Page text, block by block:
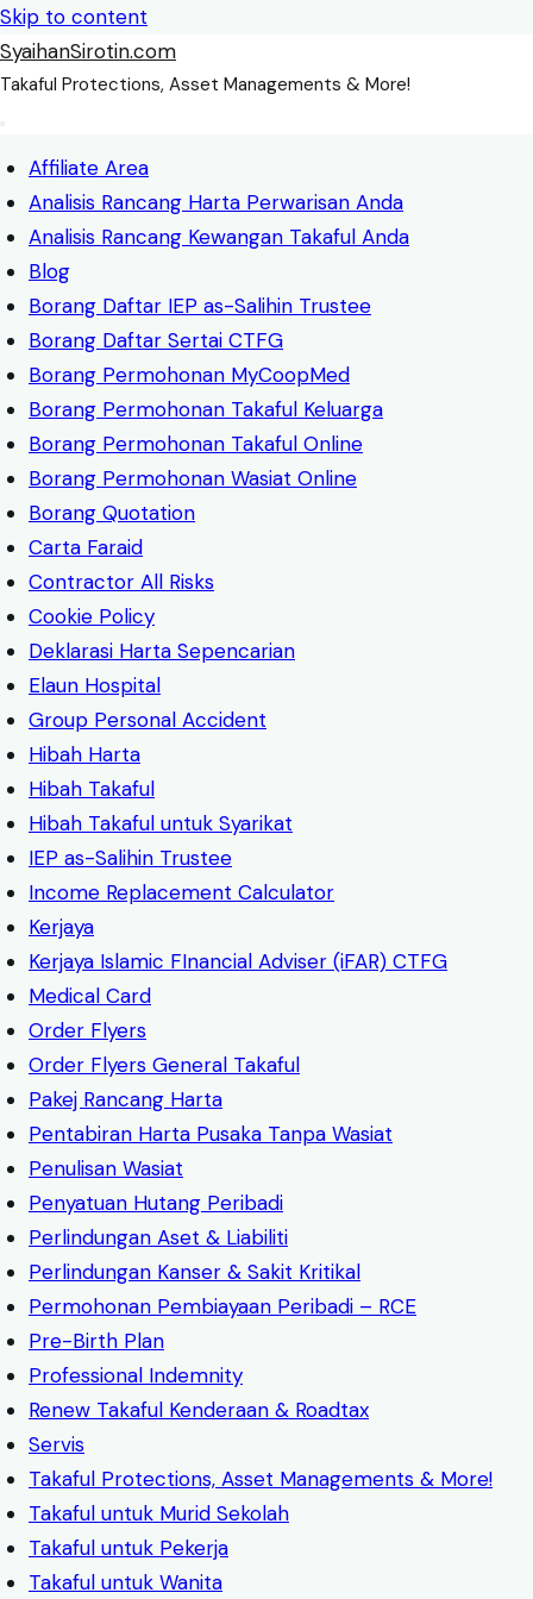
Skip to content
SyaihanSirotin.com
Takaful Protections, Asset Managements & More!
Affiliate Area
Analisis Rancang Harta Perwarisan Anda
Analisis Rancang Kewangan Takaful Anda
Blog
Borang Daftar IEP as-Salihin Trustee
Borang Daftar Sertai CTFG
Borang Permohonan MyCoopMed
Borang Permohonan Takaful Keluarga
Borang Permohonan Takaful Online
Borang Permohonan Wasiat Online
Borang Quotation
Carta Faraid
Contractor All Risks
Cookie Policy
Deklarasi Harta Sepencarian
Elaun Hospital
Group Personal Accident
Hibah Harta
Hibah Takaful
Hibah Takaful untuk Syarikat
IEP as-Salihin Trustee
Income Replacement Calculator
Kerjaya
Kerjaya Islamic FInancial Adviser (iFAR) CTFG
Medical Card
Order Flyers
Order Flyers General Takaful
Pakej Rancang Harta
Pentabiran Harta Pusaka Tanpa Wasiat
Penulisan Wasiat
Penyatuan Hutang Peribadi
Perlindungan Aset & Liabiliti
Perlindungan Kanser & Sakit Kritikal
Permohonan Pembiayaan Peribadi – RCE
Pre-Birth Plan
Professional Indemnity
Renew Takaful Kenderaan & Roadtax
Servis
Takaful Protections, Asset Managements & More!
Takaful untuk Murid Sekolah
Takaful untuk Pekerja
Takaful untuk Wanita